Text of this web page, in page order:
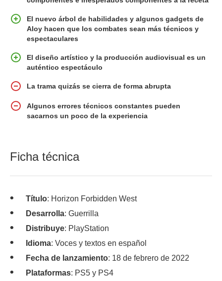
El nuevo árbol de habilidades y algunos gadgets de
Aloy hacen que los combates sean más técnicos y
espectaculares
El diseño artístico y la producción audiovisual es un
auténtico espectáculo
La trama quizás se cierra de forma abrupta
Algunos errores técnicos constantes pueden
sacarnos un poco de la experiencia
Ficha técnica
Título: Horizon Forbidden West
Desarrolla: Guerrilla
Distribuye: PlayStation
Idioma: Voces y textos en español
Fecha de lanzamiento: 18 de febrero de 2022
Plataformas: PS5 y PS4